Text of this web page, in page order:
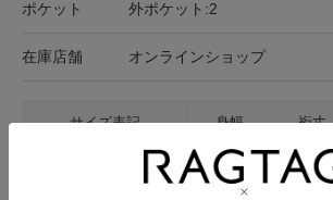
ポケット 外ポケット:2
在庫店舗 オンラインショップ
サイズ表記 身幅 裄丈
43cm 78cm